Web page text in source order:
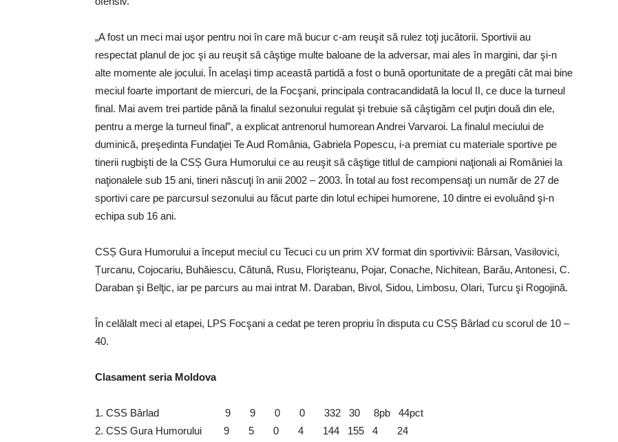
„A fost un meci mai uşor pentru noi în care mă bucur c-am reuşit să rulez toţi jucătorii. Sportivii au
respectat planul de joc şi au reuşit să câştige multe baloane de la adversar, mai ales în margini, dar şi-n
alte momente ale jocului. În acelaşi timp această partidă a fost o bună oportunitate de a pregăti cât mai bine
meciul foarte important de miercuri, de la Focşani, principala contracandidată la locul II, ce duce la turneul
final. Mai avem trei partide până la finalul sezonului regulat şi trebuie să câştigăm cel puţin două din ele,
pentru a merge la turneul final”, a explicat antrenorul humorean Andrei Varvaroi. La finalul meciului de
duminică, preşedinta Fundaţiei Te Aud România, Gabriela Popescu, i-a premiat cu materiale sportive pe
tinerii rugbişti de la CSȘ Gura Humorului ce au reuşit să câştige titlul de campioni naţionali ai României la
naţionalele sub 15 ani, tineri născuţi în anii 2002 – 2003. În total au fost recompensaţi un număr de 27 de
sportivi care pe parcursul sezonului au făcut parte din lotul echipei humorene, 10 dintre ei evoluând şi-n
echipa sub 16 ani.
CSȘ Gura Humorului a început meciul cu Tecuci cu un prim XV format din sportivivii: Bârsan, Vasilovici,
Țurcanu, Cojocariu, Buhăiescu, Cătună, Rusu, Florişteanu, Pojar, Conache, Nichitean, Barău, Antonesi, C.
Daraban şi Belţic, iar pe parcurs au mai intrat M. Daraban, Bivol, Sidou, Limbosu, Olari, Turcu şi Rogojină.
În celălalt meci al etapei, LPS Focşani a cedat pe teren propriu în disputa cu CSȘ Bârlad cu scorul de 10 –
40.
Clasament seria Moldova
1. CSS Bârlad 9 9 0 0 332 30 8pb 44pct
2. CSS Gura Humorului 9 5 0 4 144 155 4 24